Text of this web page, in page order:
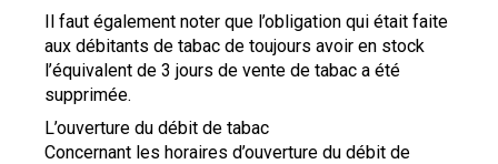
Il faut également noter que l’obligation qui était faite
aux débitants de tabac de toujours avoir en stock
l’équivalent de 3 jours de vente de tabac a été
supprimée.
L’ouverture du débit de tabac
Concernant les horaires d’ouverture du débit de